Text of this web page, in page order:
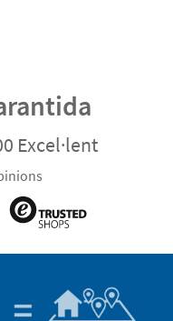
Excel·lent